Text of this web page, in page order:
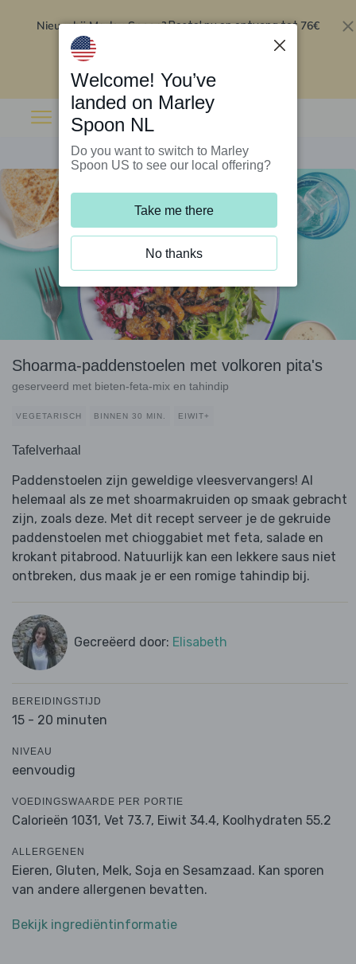
Nieuw bij Marley Spoon?Bestel nu en ontvang tot 76€
Shoarma-paddenstoelen met volkoren pita's
geserveerd met bieten-feta-mix en tahindip
VEGETARISCH BINNEN 30 MIN. EIWIT+
Tafelverhaal
Paddenstoelen zijn geweldige vleesvervangers! Al
helemaal als ze met shoarmakruiden op smaak gebracht
zijn, zoals deze. Met dit recept serveer je de gekruide
paddenstoelen met chioggabiet met feta, salade en
krokant pitabrood. Natuurlijk kan een lekkere saus niet
ontbreken, dus maak je er een romige tahindip bij.
Gecreëerd door: Elisabeth
BEREIDINGSTIJD
15 - 20 minuten
NIVEAU
eenvoudig
VOEDINGSWAARDE PER PORTIE
Calorieën 1031, Vet 73.7, Eiwit 34.4, Koolhydraten 55.2
ALLERGENEN
Eieren, Gluten, Melk, Soja en Sesamzaad. Kan sporen
van andere allergenen bevatten.
Bekijk ingrediëntinformatie
Welcome! You’ve
landed on Marley
Spoon NL
Do you want to switch to Marley
Spoon US to see our local offering?
Take me there
No thanks